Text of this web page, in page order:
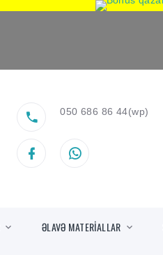
050 686 86 44(wp)
ƏLAVƏ MATERİALLAR